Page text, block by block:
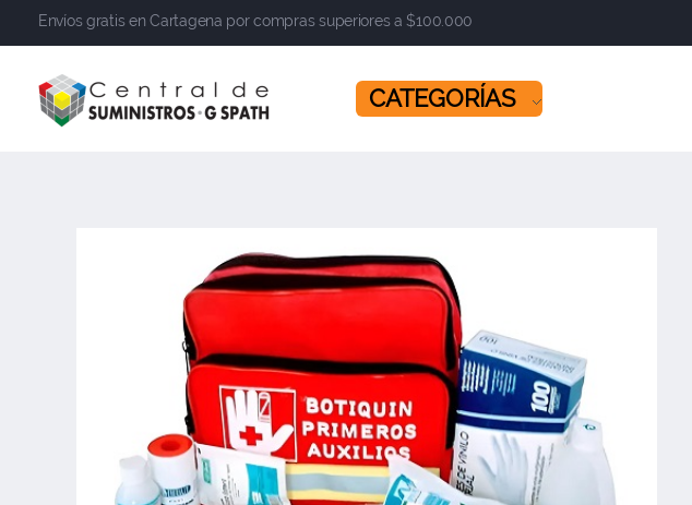
Envíos gratis en Cartagena por compras superiores a $100.000
​​​​​​​ CATEGORÍAS